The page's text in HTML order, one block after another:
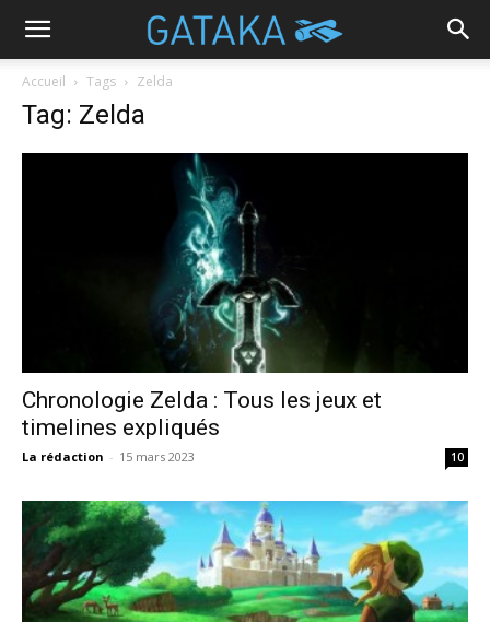
Accueil Tags Zelda
Tag: Zelda
Chronologie Zelda : Tous les jeux et
timelines expliqués
La rédaction - 15 mars 2023 10